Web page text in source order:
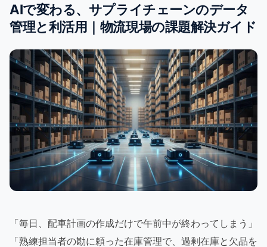
AIで変わる、サプライチェーンのデータ
管理と利活用｜物流現場の課題解決ガイド
「毎日、配車計画の作成だけで午前中が終わってしまう」
「熟練担当者の勘に頼った在庫管理で、過剰在庫と欠品を